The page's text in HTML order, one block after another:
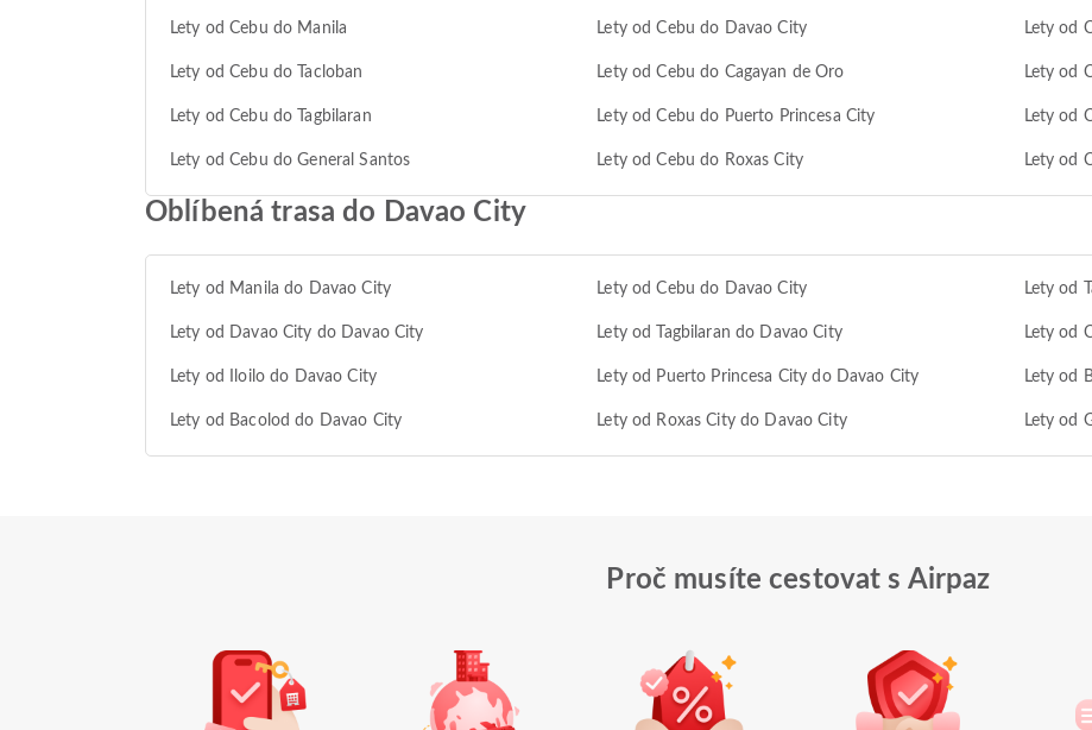
Lety od Cebu do Manila Lety od Cebu do Davao City Lety od
Lety od Cebu do Tacloban Lety od Cebu do Cagayan de Oro Lety od
Lety od Cebu do Tagbilaran Lety od Cebu do Puerto Princesa City Lety od
Lety od Cebu do General Santos Lety od Cebu do Roxas City Lety od
Oblíbená trasa do Davao City
Lety od Manila do Davao City Lety od Cebu do Davao City Lety od
Lety od Davao City do Davao City Lety od Tagbilaran do Davao City Lety od
Lety od Iloilo do Davao City Lety od Puerto Princesa City do Davao City Lety od
Lety od Bacolod do Davao City Lety od Roxas City do Davao City Lety od
Proč musíte cestovat s Airpaz